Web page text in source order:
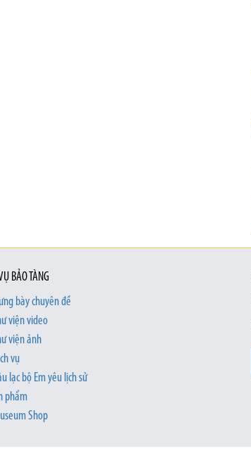
BẢO TÀNG
bày chuyên đề
viện video
viện ảnh
vụ
lạc bộ Em yêu lịch sử
phẩm
Shop